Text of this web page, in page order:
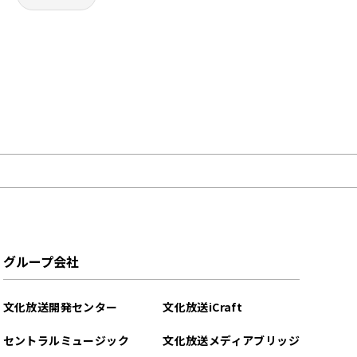
グループ会社
文化放送開発センター
セントラルミュージック
文化放送iCraft
文化放送メディアブリッジ